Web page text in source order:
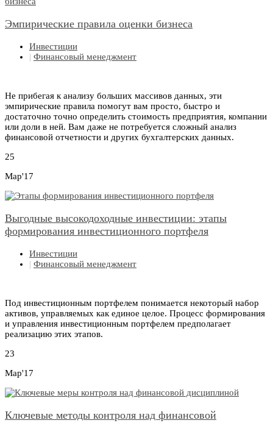
Эмпирические правила оценки бизнеса
Инвестиции
| Финансовый менеджмент
Не прибегая к анализу больших массивов данных, эти
эмпирические правила помогут вам просто, быстро и
достаточно точно определить стоимость предприятия, компании
или доли в ней. Вам даже не потребуется сложный анализ
финансовой отчетности и других бухгалтерских данных.
25
Мар'17
Выгодные высокодоходные инвестиции: этапы
формирования инвестиционного портфеля
Инвестиции
| Финансовый менеджмент
Под инвестиционным портфелем понимается некоторый набор
активов, управляемых как единое целое. Процесс формирования
и управления инвестиционным портфелем предполагает
реализацию этих этапов.
23
Мар'17
Ключевые методы контроля над финансовой